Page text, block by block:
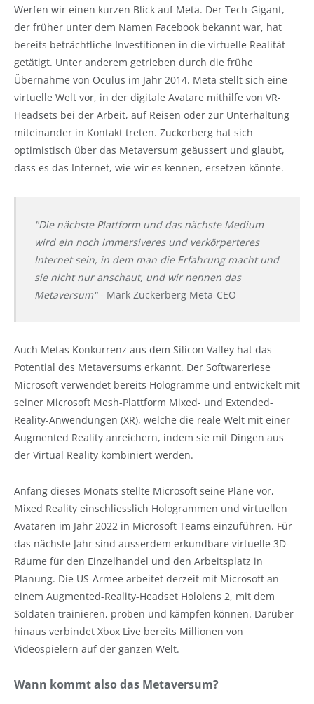
Werfen wir einen kurzen Blick auf Meta. Der Tech-Gigant,
der früher unter dem Namen Facebook bekannt war, hat
bereits beträchtliche Investitionen in die virtuelle Realität
getätigt. Unter anderem getrieben durch die frühe
Übernahme von Oculus im Jahr 2014. Meta stellt sich eine
virtuelle Welt vor, in der digitale Avatare mithilfe von VR-
Headsets bei der Arbeit, auf Reisen oder zur Unterhaltung
miteinander in Kontakt treten. Zuckerberg hat sich
optimistisch über das Metaversum geäussert und glaubt,
dass es das Internet, wie wir es kennen, ersetzen könnte.
"Die nächste Plattform und das nächste Medium
wird ein noch immersiveres und verkörperteres
Internet sein, in dem man die Erfahrung macht und
sie nicht nur anschaut, und wir nennen das
Metaversum"- Mark Zuckerberg Meta-CEO
Auch Metas Konkurrenz aus dem Silicon Valley hat das
Potential des Metaversums erkannt. Der Softwareriese
Microsoft verwendet bereits Hologramme und entwickelt mit
seiner Microsoft Mesh-Plattform Mixed- und Extended-
Reality-Anwendungen (XR), welche die reale Welt mit einer
Augmented Reality anreichern, indem sie mit Dingen aus
der Virtual Reality kombiniert werden.
Anfang dieses Monats stellte Microsoft seine Pläne vor,
Mixed Reality einschliesslich Hologrammen und virtuellen
Avataren im Jahr 2022 in Microsoft Teams einzuführen. Für
das nächste Jahr sind ausserdem erkundbare virtuelle 3D-
Räume für den Einzelhandel und den Arbeitsplatz in
Planung. Die US-Armee arbeitet derzeit mit Microsoft an
einem Augmented-Reality-Headset Hololens 2, mit dem
Soldaten trainieren, proben und kämpfen können. Darüber
hinaus verbindet Xbox Live bereits Millionen von
Videospielern auf der ganzen Welt.
Wann kommt also das Metaversum?